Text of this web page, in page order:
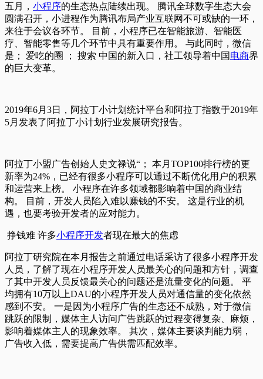
五月， 小程序的生态热点陆续出现。 腾讯全球数字生态大会
圆满召开，小进程作为腾讯布局产业互联网不可或缺的一环，
来往于会议各环节。 目前，小程序已在智能旅游、智能医
疗、智能零售等几个环节中具有重要作用。 与此同时，微信
是； 爱吃的圈 ； 搜索 中国的新入口，社工领导着中国 电商界
的巨大变革。
2019年6月3日，阿拉丁小计划统计平台和阿拉丁指数于2019年
5月发表了阿拉丁小计划行业发展研究报告。
阿拉丁小盟广告创始人史文禄说“； 本月TOP100排行榜的更
新率为24%，已经有很多小程序可以通过不断优化用户的积累
和运营来上榜。 小程序在许多领域都影响着中国的商业结
构。 目前，开发人员陷入难以赚钱的不安。 这是行业的机
遇，也要考验开发者的应对能力。
挣钱难 许多小程序开发者现在最大的焦虑
阿拉丁研究院在本月报告之前通过电话采访了很多小程序开发
人员，了解了现在小程序开发人员最关心的问题和方针，调查
了其中开发人员反馈最关心的问题还是流量变化的问题。 平
均拥有10万以上DAU的小程序开发人员对通信量的变化依然
感到不安。 一是因为小程序广告的生态还不成熟，对于微信
跳跃的限制，媒体主人访问广告跳跃的过程变得复杂、麻烦，
影响着媒体主人的现象效率。 其次，媒体主要谈判能力弱，
广告收入低，需要提高广告供需匹配效率。